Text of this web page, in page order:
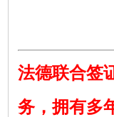
法德联合签
务，拥有多